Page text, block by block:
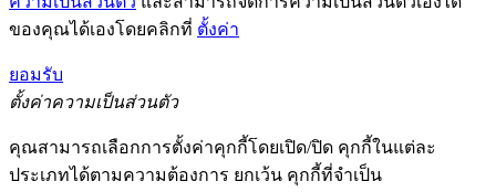
ของคุณได้เองโดยคลิกที่ ตั้งค่า
ยอมรับ
ตั้งค่าความเป็นส่วนตัว
คุณสามารถเลือกการตั้งค่าคุกกี้โดยเปิด/ปิด คุกกี้ในแต่ละ
ประเภทได้ตามความต้องการ ยกเว้น คุกกี้ที่จำเป็น